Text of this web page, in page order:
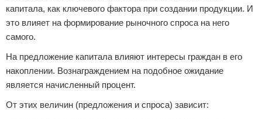
капитала, как ключевого фактора при создании продукции. И
это влияет на формирование рыночного спроса на него
самого.
На предложение капитала влияют интересы граждан в его
накоплении. Вознаграждением на подобное ожидание
является начисленный процент.
От этих величин (предложения и спроса) зависит: